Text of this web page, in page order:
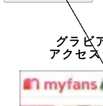
グラビ
アクセ